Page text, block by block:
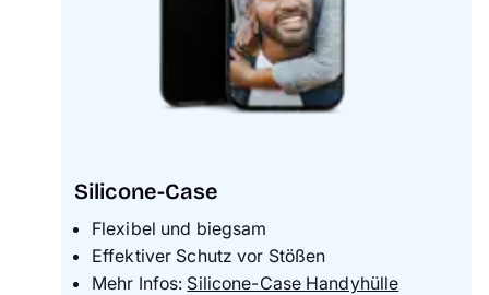
Silicone-Case
Flexibel und biegsam
Effektiver Schutz vor Stößen
Mehr Infos: Silicone-Case Handyhülle